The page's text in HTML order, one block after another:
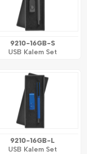
9210-16GB-S
USB Kalem Set
9210-16GB-L
USB Kalem Set